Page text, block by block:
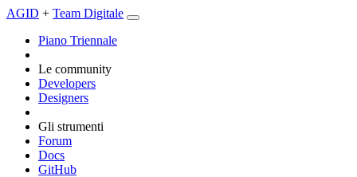
AGID + Team Digitale
Piano Triennale
Le community
Developers
Designers
Gli strumenti
Forum
Docs
GitHub